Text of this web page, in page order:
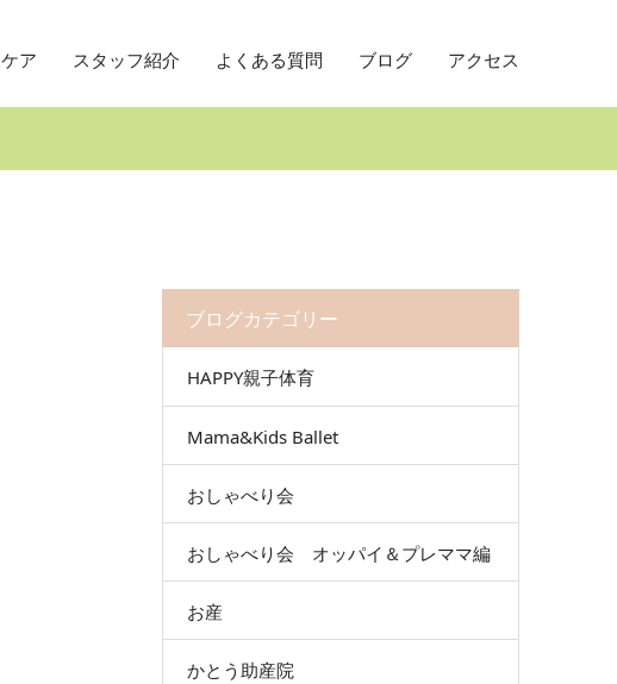
ア スタッフ紹介 よくある質問 ブログ アクセス
ブログカテゴリー
HAPPY親子体育
Mama&Kids Ballet
おしゃべり会
おしゃべり会 オッパイ＆プレママ編
お産
かとう助産院